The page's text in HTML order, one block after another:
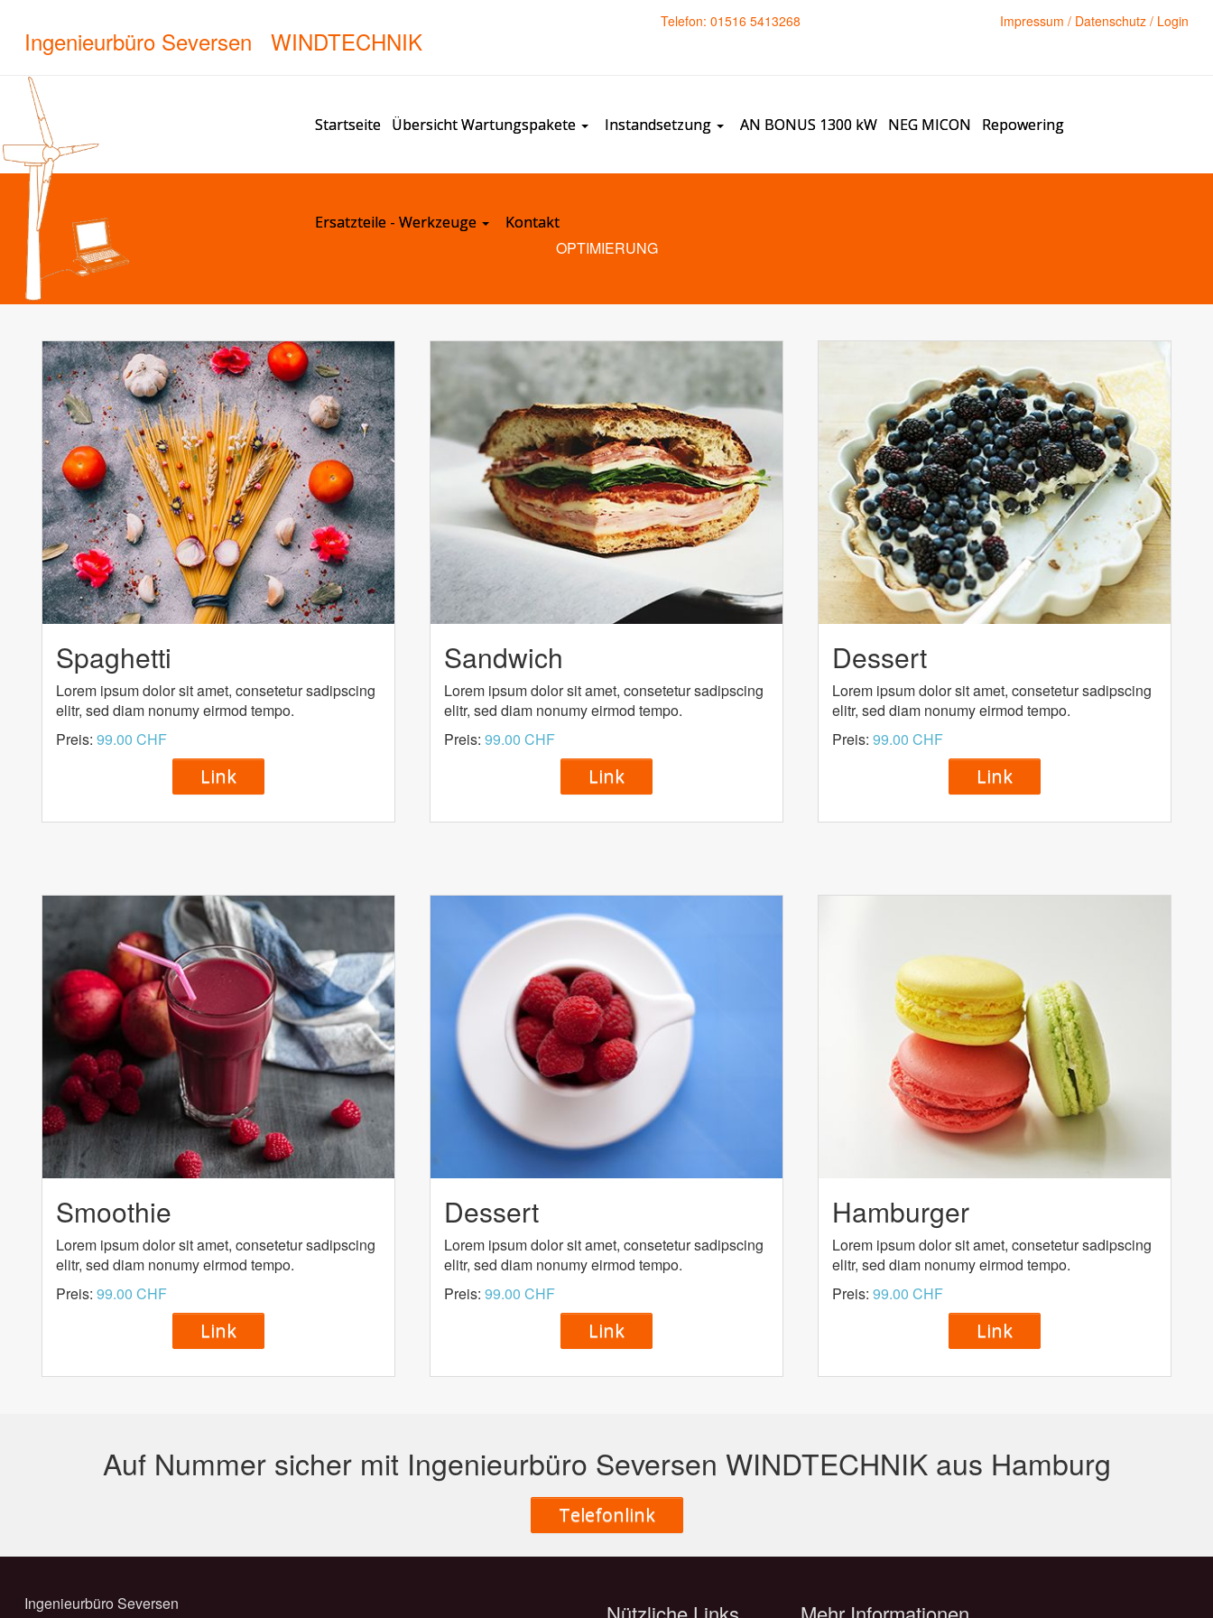
Ingenieurbüro Seversen WINDTECHNIK
Telefon: 01516 5413268 Impressum / Datenschutz / Login
Startseite Übersicht Wartungspakete Instandsetzung AN BONUS 1300 kW NEG MICON Repowering
Ersatzteile - Werkzeuge Kontakt
OPTIMIERUNG
Spaghetti
Lorem ipsum dolor sit amet, consetetur sadipscing
elitr, sed diam nonumy eirmod tempo.
Preis: 99.00 CHF
Link
Sandwich
Lorem ipsum dolor sit amet, consetetur sadipscing
elitr, sed diam nonumy eirmod tempo.
Preis: 99.00 CHF
Link
Dessert
Lorem ipsum dolor sit amet, consetetur sadipscing
elitr, sed diam nonumy eirmod tempo.
Preis: 99.00 CHF
Link
Smoothie
Lorem ipsum dolor sit amet, consetetur sadipscing
elitr, sed diam nonumy eirmod tempo.
Preis: 99.00 CHF
Link
Dessert
Lorem ipsum dolor sit amet, consetetur sadipscing
elitr, sed diam nonumy eirmod tempo.
Preis: 99.00 CHF
Link
Hamburger
Lorem ipsum dolor sit amet, consetetur sadipscing
elitr, sed diam nonumy eirmod tempo.
Preis: 99.00 CHF
Link
Auf Nummer sicher mit Ingenieurbüro Seversen WINDTECHNIK aus Hamburg
Telefonlink
Ingenieurbüro Seversen